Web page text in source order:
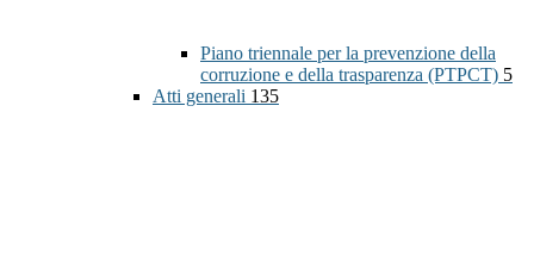
Piano triennale per la prevenzione della
corruzione e della trasparenza (PTPCT) 5
Atti generali 135